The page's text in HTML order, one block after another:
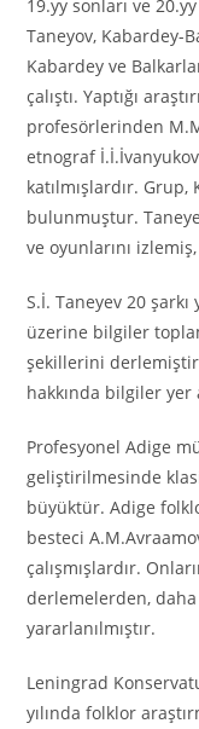
19.yy sonları ve
Taneyov, Kabardey-
Kabardey ve
çalıştı. Yaptığı
profesörlerinden
etnograf
katılmışlardır.
bulunmuştur.
ve oyunlarını
S.İ. Taneyev 20
üzerine bilgiler
şekillerini derlemiştir.
hakkında bilgiler yer
Profesyonel Adige
geliştirilmesinde
büyüktür. Adige
besteci
çalışmışlardır.
derlemelerden, daha
yararlanılmıştır.
Leningrad
yılında folklor